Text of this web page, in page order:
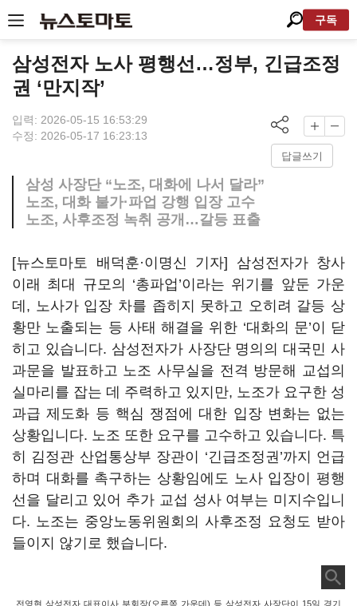
구독
삼성전자 노사 평행선…정부, 긴급조정
권 ‘만지작’
입력: 2026-05-15 16:53:29
수정: 2026-05-17 16:23:13
답글쓰기
삼성 사장단 “노조, 대화에 나서 달라”
노조, 대화 불가·파업 강행 입장 고수
노조, 사후조정 녹취 공개…갈등 표출
[뉴스토마토 배덕훈·이명신 기자] 삼성전자가 창사
이래 최대 규모의 ‘총파업 ’이라는 위기를 앞둔 가운
데 , 노사가 입장 차를 좁히지 못하고 오히려 갈등 상
황만 노출되는 등 사태 해결을 위한 ‘대화의 문’이 닫
히고 있습니다. 삼성전자가 사장단 명의의 대국민 사
과문을 발표하고 노조 사무실을 전격 방문해 교섭의
실마리를 잡는 데 주력하고 있지만, 노조가 요구한 성
과급 제도화 등 핵심 쟁점에 대한 입장 변화는 없는
상황입니다. 노조 또한 요구를 고수하고 있습니다. 특
히 김정관 산업통상부 장관이 ‘긴급조정권 ’까지 언급
하며 대화를 촉구하는 상황임에도 노사 입장이 평행
선을 달리고 있어 추가 교섭 성사 여부는 미지수입니
다. 노조는 중앙노동위원회의 사후조정 요청도 받아
들이지 않기로 했습니다.
전영현 삼성전자 대표이사 부회장(오른쪽 가운데) 등 삼성전자 사장단이 15일 경기